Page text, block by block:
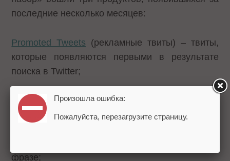
последние несколько месяцев:
Promoted Tweets (рекламные твиты) – твиты,
которые появляются первыми в результате
поиска в Twitter;
Promoted Trends(рекламные тренды) -
возможность разместить фразу в списке
фразе;
Произошла ошибка:
Пожалуйста, перезагрузите страницу.